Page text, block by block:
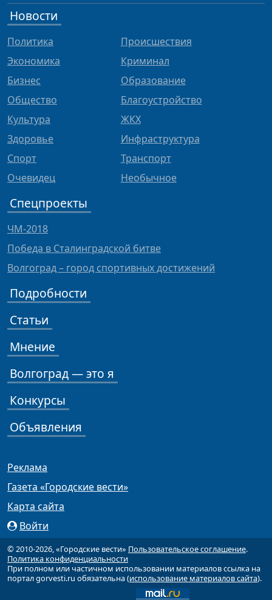
Новости
Политика
Экономика
Бизнес
Общество
Культура
Здоровье
Спорт
Очевидец
Происшествия
Криминал
Образование
Благоустройство
ЖКХ
Инфраструктура
Транспорт
Необычное
Спецпроекты
ЧМ-2018
Победа в Сталинградской битве
Волгоград – город спортивных достижений
Подробности
Статьи
Мнение
Волгоград — это я
Конкурсы
Объявления
Реклама
Газета «Городские вести»
Карта сайта
Войти
© 2010-2026, «Городские вести» Пользовательское соглашение.
Политика конфиденциальности
При полном или частичном использовании материалов ссылка на
портал gorvesti.ru обязательна (использование материалов сайта).